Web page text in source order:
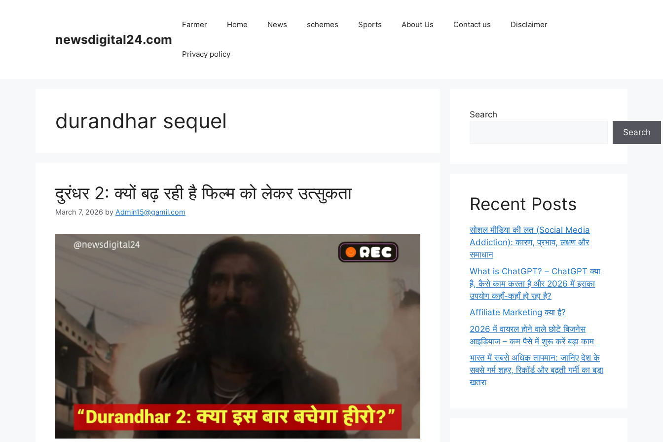
newsdigital24.com
Farmer Home News schemes Sports About Us Contact us Disclaimer
Privacy policy
durandhar sequel
दुरंधर 2: क्यों बढ़ रही है फिल्म को लेकर उत्सुकता
March 7, 2026 by Admin15@gamil.com
Search
Search
Recent Posts
सोशल मीडिया की लत (Social Media
Addiction): कारण, प्रभाव, लक्षण और
समाधान
What is ChatGPT? – ChatGPT क्या
है, कैसे काम करता है और 2026 में इसका
उपयोग कहाँ-कहाँ हो रहा है?
Affiliate Marketing क्या है?
2026 में वायरल होने वाले छोटे बिजनेस
आइडियाज – कम पैसे में शुरू करें बड़ा काम
भारत में सबसे अधिक तापमान: जानिए देश के
सबसे गर्म शहर, रिकॉर्ड और बढ़ती गर्मी का बड़ा
खतरा